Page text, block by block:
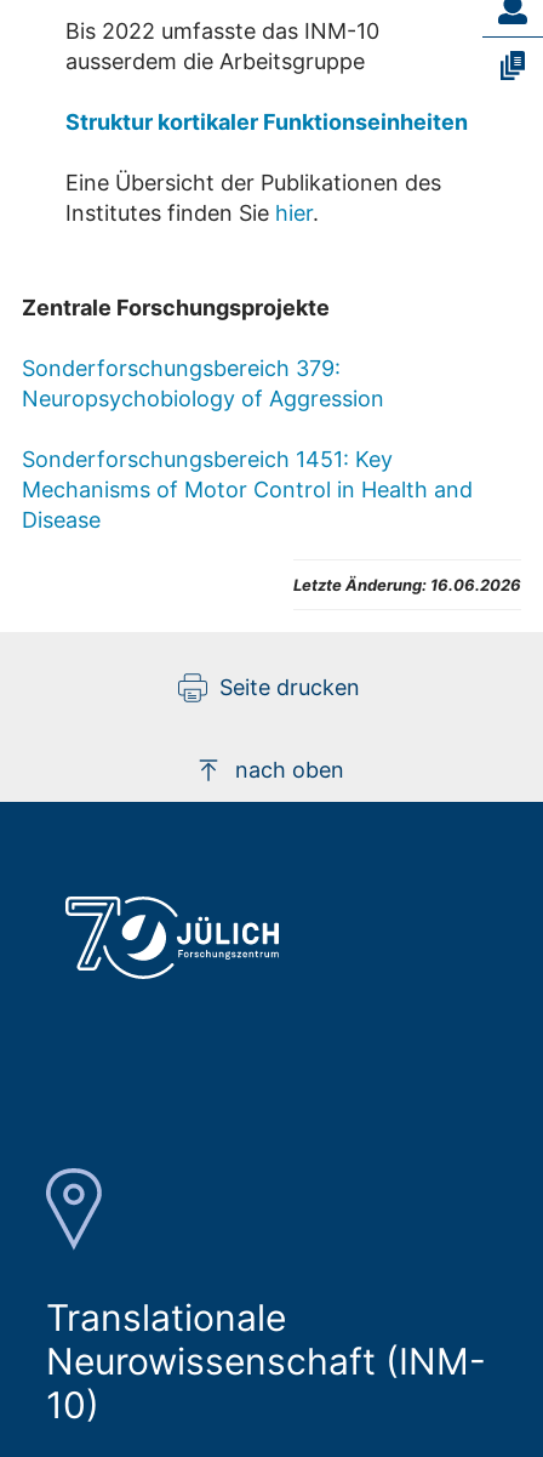
Bis 2022 umfasste das INM-10
ausserdem die Arbeitsgruppe
Struktur kortikaler Funktionseinheiten
Eine Übersicht der Publikationen des
Institutes finden Sie hier.
Zentrale Forschungsprojekte
Sonderforschungsbereich 379:
Neuropsychobiology of Aggression
Sonderforschungsbereich 1451: Key
Mechanisms of Motor Control in Health and
Disease
Letzte Änderung: 16.06.2026
Seite drucken
nach oben
Translationale
Neurowissenschaft (INM-
10)